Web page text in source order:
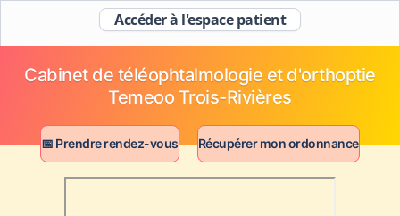
Accéder à l'espace patient
Cabinet de téléophtalmologie et d'orthoptie
Temeoo Trois-Rivières
📅 Prendre rendez-vous Récupérer mon ordonnance